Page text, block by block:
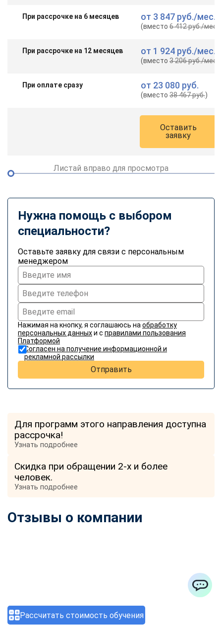
Рассчитать стоимость обучения
При рассрочке на 6 месяцев от 3 847 руб./мес.
(вместо6 412 руб./мес.
При рассрочке на 12 месяцев от 1 924 руб./мес.
(вместо3 206 руб./мес.
При оплате сразу от 23 080 руб.
(вместо38 467 руб.)
Оставить
заявку
Листай вправо для просмотра
Нужна помощь с выбором
специальности?
Оставьте заявку для связи с персональным
менеджером
Нажимая на кнопку, я соглашаюсь на обработку
персональных данныхи с правилами пользования
Платформой
Согласен на получение информационной и
рекламной рассылки
Отправить
Для программ этого направления доступна
рассрочка!
Узнать подробнее
Скидка при обращении 2-х и более
человек.
Узнать подробнее
Отзывы о компании
Мессенджеры
Свяжитесь с нами через любой удобный мессенджер!
Telegram WhatsApp
Vkontakte
Max